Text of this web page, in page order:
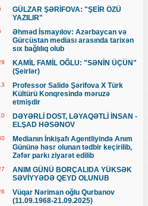
GÜLZAR ŞƏRİFOVA: "ŞEİR ÖZÜ
YAZILIR"
Əhməd İsmayılov: Azərbaycan və
Gürcüstan mediası arasında tarixən
sıx bağlılıq olub
KAMİL FAMİL OĞLU: "SƏNİN ÜÇÜN"
(Şeirlər)
Professor Salidə Şərifova X Türk
Kültürü Konqresində məruzə
etmişdir
DƏYƏRLİ DOST, LƏYAQƏTLİ İNSAN -
ELŞAD HƏSƏNOV
Medianın İnkişafı Agentliyində Anım
Gününə həsr olunan tədbir keçirilib,
Zəfər parkı ziyarət edilib
ANIM GÜNÜ BORÇALIDA YÜKSƏK
SƏVİYYƏDƏ QEYD OLUNUB
Vüqar Nəriman oğlu Qurbanov
(11.09.1968-21.09.2025)